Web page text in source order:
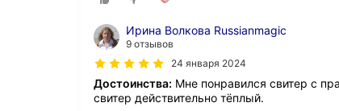
Ирина Волкова Russianmagic
9 отзывов
24 января 2024
Достоинства: Мне понравился свитер с
свитер действительно тёплый.